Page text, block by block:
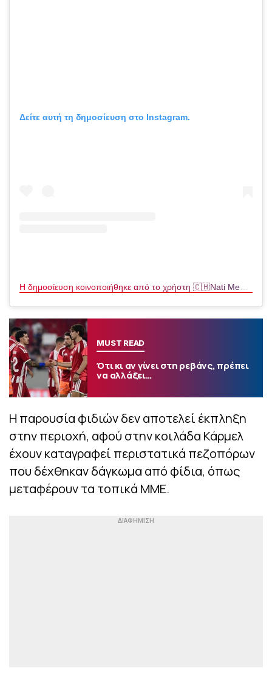
Δείτε αυτή τη δημοσίευση στο Instagram.
MUST READ
Ότι κι αν γίνει στη ρεβάνς, πρέπει
να αλλάξει…
Η παρουσία φιδιών δεν αποτελεί έκπληξη
στην περιοχή, αφού στην κοιλάδα Κάρμελ
έχουν καταγραφεί περιστατικά πεζοπόρων
που δέχθηκαν δάγκωμα από φίδια, όπως
μεταφέρουν τα τοπικά ΜΜΕ.